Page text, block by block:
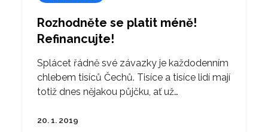
Rozhodněte se platit méně!
Refinancujte!
Splácet řádně své závazky je každodenním
chlebem tisíců Čechů. Tisíce a tisíce lidí mají
totiž dnes nějakou půjčku, ať už…
20. 1. 2019